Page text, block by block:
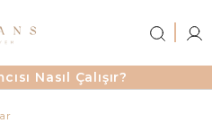
Nasıl Çalışır?